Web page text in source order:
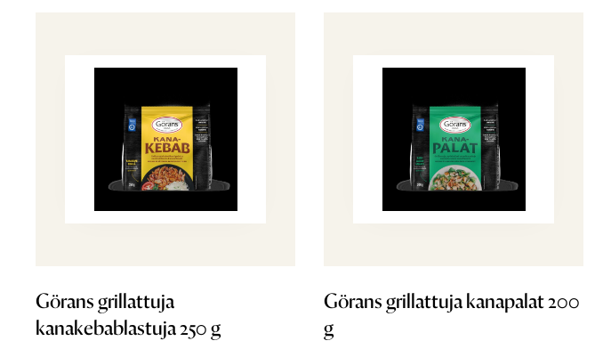
Görans grillattuja
kanakebablastuja 250 g
Görans grillattuja kanapalat 200
g